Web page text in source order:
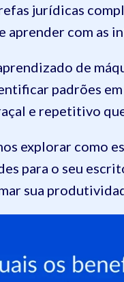
jurídicas
aprender com as
de
padrões
e repetitivo
explorar como
para o seu
sua